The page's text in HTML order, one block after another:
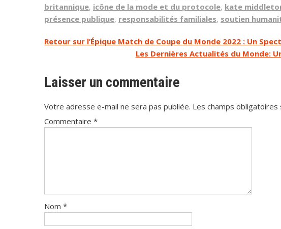
britannique, icône de la mode et du protocole, kate
présence publique, responsabilités familiales, soutien
Navigation
l’article
Retour sur l’Épique Match de Coupe du Monde 2022 : Un
Les Dernières Actualités du Monde:
Laisser un commentaire
Votre adresse e-mail ne sera pas publiée. Les champs obligatoires
Commentaire *
Nom *